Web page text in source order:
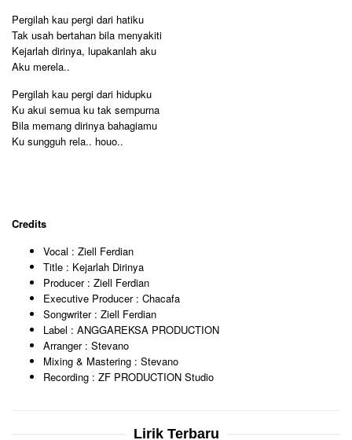
Pergilah kau pergi dari hatiku
Tak usah bertahan bila menyakiti
Kejarlah dirinya, lupakanlah aku
Aku merela..
Pergilah kau pergi dari hidupku
Ku akui semua ku tak sempurna
Bila memang dirinya bahagiamu
Ku sungguh rela.. houo..
Credits
Vocal : Ziell Ferdian
Title : Kejarlah Dirinya
Producer : Ziell Ferdian
Executive Producer : Chacafa
Songwriter : Ziell Ferdian
Label : ANGGAREKSA PRODUCTION
Arranger : Stevano
Mixing & Mastering : Stevano
Recording : ZF PRODUCTION Studio
Lirik Terbaru